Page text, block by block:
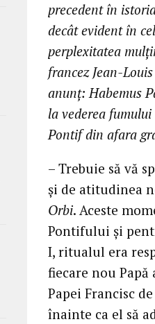
precedent în
decât evident în
perplexitatea
francez Jean-
anunţ: Habemus
la vederea
Pontif din afara
– Trebuie să vă
şi de atitudinea
Orbi. Aceste
Pontifului şi
I, ritualul era
fiecare nou Papă
Papei Francisc
înainte ca el să